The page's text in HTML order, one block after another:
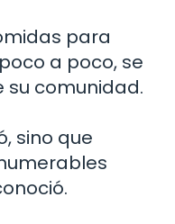
para
a poco, se
su comunidad.
sino que